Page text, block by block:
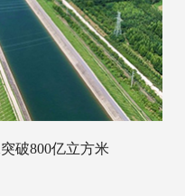
破800亿立方米